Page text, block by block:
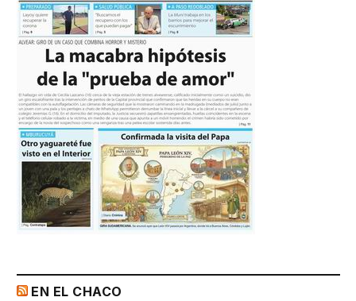
EN EL CHACO